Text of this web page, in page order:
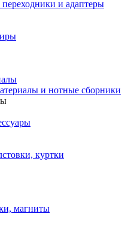
и адаптеры
и нотные сборники
куртки
магниты